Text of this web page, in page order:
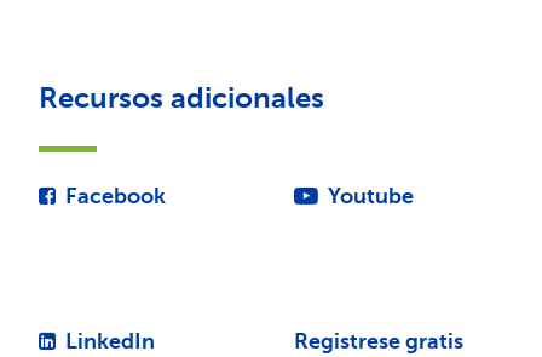
Recursos adicionales
Facebook
LinkedIn
Youtube
Registrese gratis